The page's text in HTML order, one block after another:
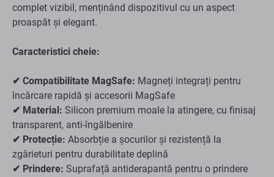
complet vizibil, menținând dispozitivul cu un aspect
proaspăt și elegant.
Caracteristici cheie:
✔ Compatibilitate MagSafe: Magneți integrați pentru
încărcare rapidă și accesorii MagSafe
✔ Material: Silicon premium moale la atingere, cu finisaj
transparent, anti-îngălbenire
✔ Protecție: Absorbție a șocurilor și rezistență la
zgârieturi pentru durabilitate deplină
✔ Prindere: Suprafață antiderapantă pentru o prindere